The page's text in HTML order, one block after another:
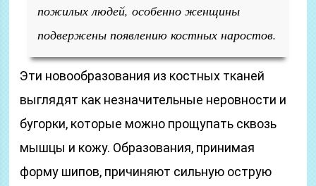
пожилых людей, особенно женщины
подвержены появлению костных наростов.
Эти новообразования из костных тканей
выглядят как незначительные неровности и
бугорки, которые можно прощупать сквозь
мышцы и кожу. Образования, принимая
форму шипов, причиняют сильную острую